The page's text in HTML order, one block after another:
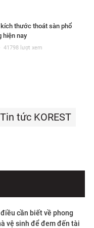
thước thoát sàn phổ
hiện nay
41798 lượt xem
Tin tức KOREST
cần biết về phong
vệ sinh để đem đến tài